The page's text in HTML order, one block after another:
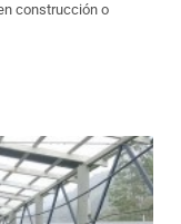
construcción o